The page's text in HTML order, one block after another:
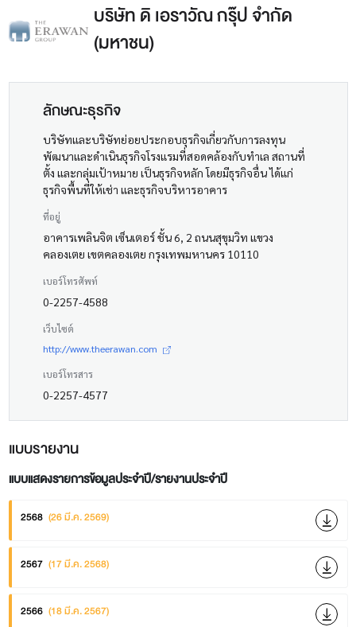
บริษัท ดิ เอราวัณ กรุ๊ป จำกัด
(มหาชน)
ลักษณะธุรกิจ
บริษัทและบริษัทย่อยประกอบธุรกิจเกี่ยวกับการลงทุน
พัฒนาและดำเนินธุรกิจโรงแรมที่สอดคล้องกับทำเล สถานที่
ตั้ง และกลุ่มเป้าหมาย เป็นธุรกิจหลัก โดยมีธุรกิจอื่น ได้แก่
ธุรกิจพื้นที่ให้เช่า และธุรกิจบริหารอาคาร
ที่อยู่
อาคารเพลินจิต เซ็นเตอร์ ชั้น 6, 2 ถนนสุขุมวิท แขวง
คลองเตย เขตคลองเตย กรุงเทพมหานคร 10110
เบอร์โทรศัพท์
0-2257-4588
เว็บไซต์
http://www.theerawan.com
เบอร์โทรสาร
0-2257-4577
แบบรายงาน
แบบแสดงรายการข้อมูลประจำปี/รายงานประจำปี
2568 (26 มี.ค. 2569)
2567 (17 มี.ค. 2568)
2566 (18 มี.ค. 2567)